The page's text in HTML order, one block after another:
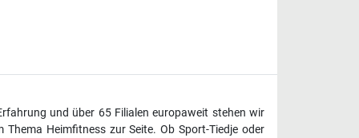
und über 65 Filialen europaweit stehen wir
Heimfitness zur Seite. Ob Sport-Tiedje oder